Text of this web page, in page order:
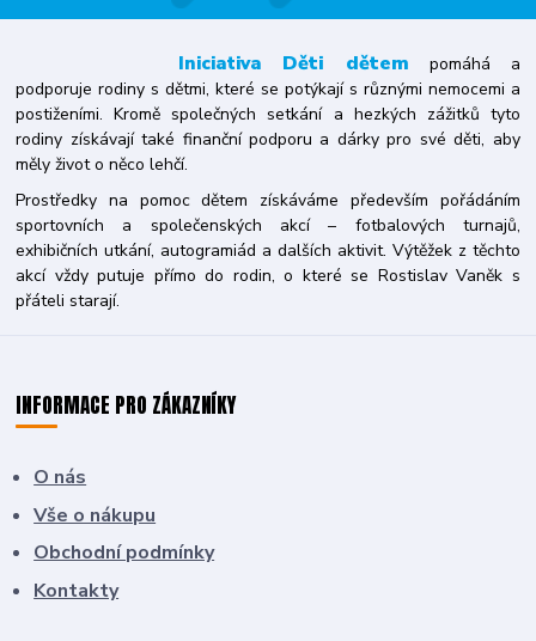
Iniciativa Děti dětem pomáhá a
podporuje rodiny s dětmi, které se potýkají s různými nemocemi a
postiženími. Kromě společných setkání a hezkých zážitků tyto
rodiny získávají také finanční podporu a dárky pro své děti, aby
měly život o něco lehčí.
Prostředky na pomoc dětem získáváme především pořádáním
sportovních a společenských akcí – fotbalových turnajů,
exhibičních utkání, autogramiád a dalších aktivit. Výtěžek z těchto
akcí vždy putuje přímo do rodin, o které se Rostislav Vaněk s
přáteli starají.
INFORMACE PRO ZÁKAZNÍKY
O nás
Vše o nákupu
Obchodní podmínky
Kontakty